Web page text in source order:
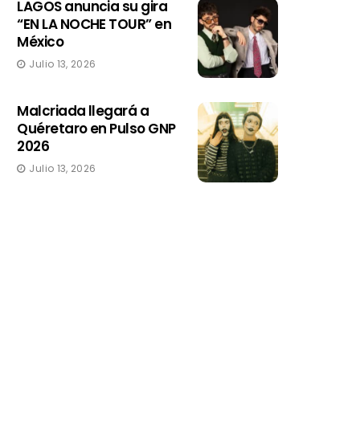
LAGOS anuncia su gira
“EN LA NOCHE TOUR” en
México
Julio 13, 2026
Malcriada llegará a
Quéretaro en Pulso GNP
2026
Julio 13, 2026